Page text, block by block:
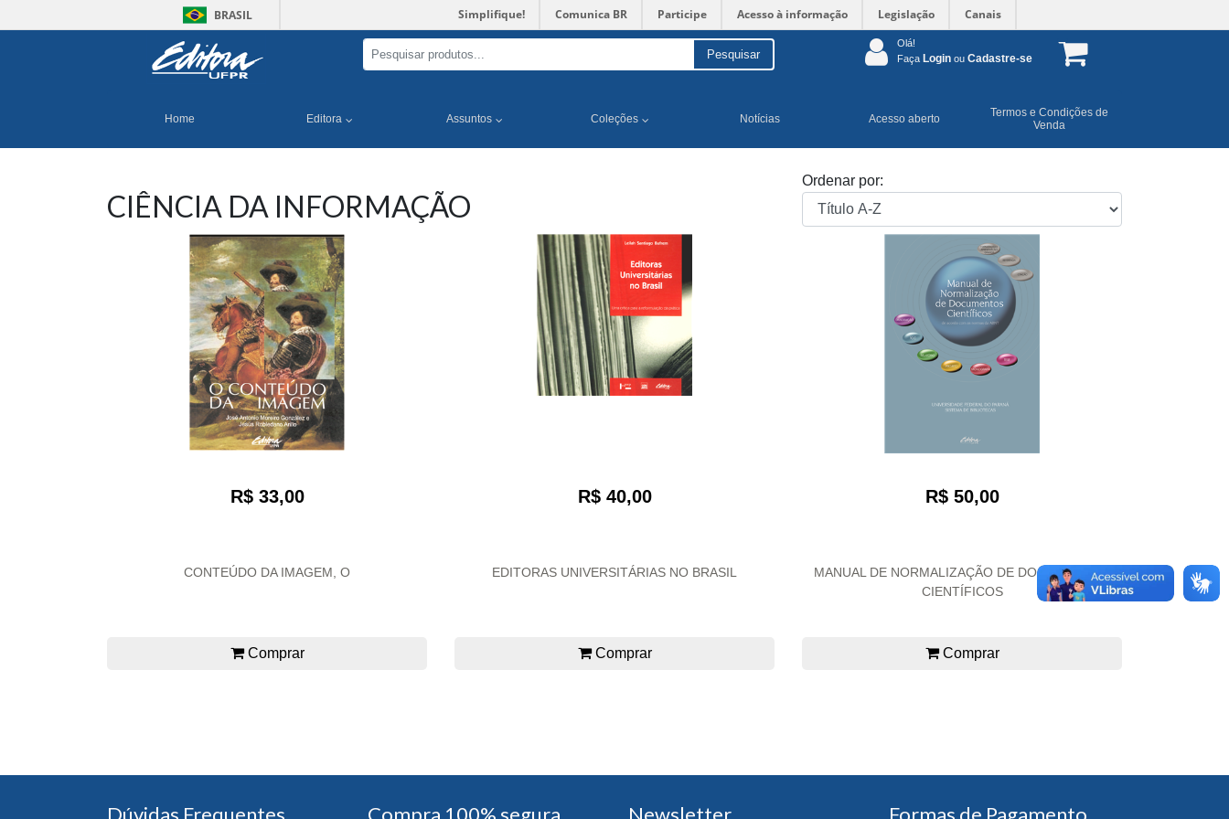
BRASIL Simplifique! Comunica BR Participe Acesso à informação Legislação Canais
Pesquisar
Olá!
Faça Login ou Cadastre-se
Home Editora Assuntos Coleções Notícias Acesso aberto
Termos e Condições de
Venda
CIÊNCIA DA INFORMAÇÃO
Ordenar por:
R$ 33,00
CONTEÚDO DA IMAGEM, O
Comprar
R$ 40,00
EDITORAS UNIVERSITÁRIAS NO BRASIL
Comprar
R$ 50,00
MANUAL DE NORMALIZAÇÃO DE DOCUMENTOS
CIENTÍFICOS
Comprar
Dúvidas Frequentes Compra 100% segura Newsletter Formas de Pagamento